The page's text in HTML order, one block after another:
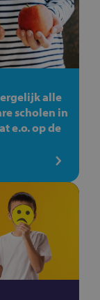
alle
scholen in
e.o. op de